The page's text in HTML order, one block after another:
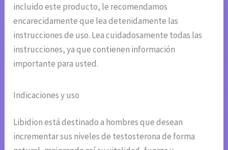
incluido este producto, le recomendamos
encarecidamente que lea detenidamente las
instrucciones de uso. Lea cuidadosamente todas las
instrucciones, ya que contienen información
importante para usted.
Indicaciones y uso
Libidion está destinado a hombres que desean
incrementar sus niveles de testosterona de forma